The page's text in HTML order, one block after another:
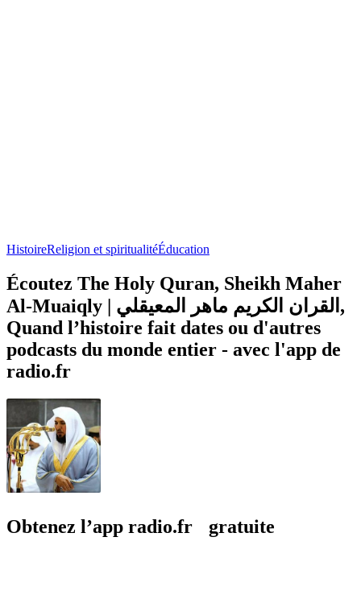
HistoireReligion et spiritualitéÉducation
Écoutez The Holy Quran, Sheikh Maher
Al-Muaiqly | القران الكريم ماهر المعيقلي,
Quand l’histoire fait dates ou d'autres
podcasts du monde entier - avec l'app de
radio.fr
Obtenez l’app radio.fr gratuite